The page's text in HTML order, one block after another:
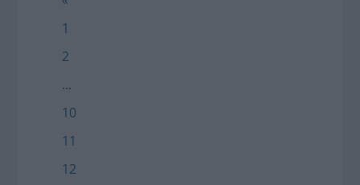
1
2
...
10
11
12